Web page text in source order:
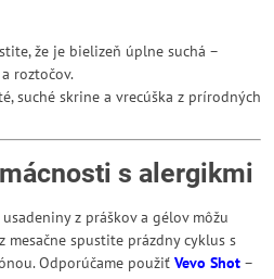
že je bielizeň úplne suchá –
roztočov.
suché skrine a vrecúška z prírodných
s alergikmi
usadeniny z práškov a gélov môžu
mesačne spustite prázdny cyklus s
Odporúčame použiť Vevo Shot –